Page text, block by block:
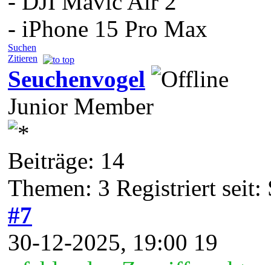
- iPhone 15 Pro Max
Suchen
Zitieren
Seuchenvogel
Junior Member
Beiträge: 14
Themen: 3 Registriert seit:
#7
30-12-2025, 19:00 19